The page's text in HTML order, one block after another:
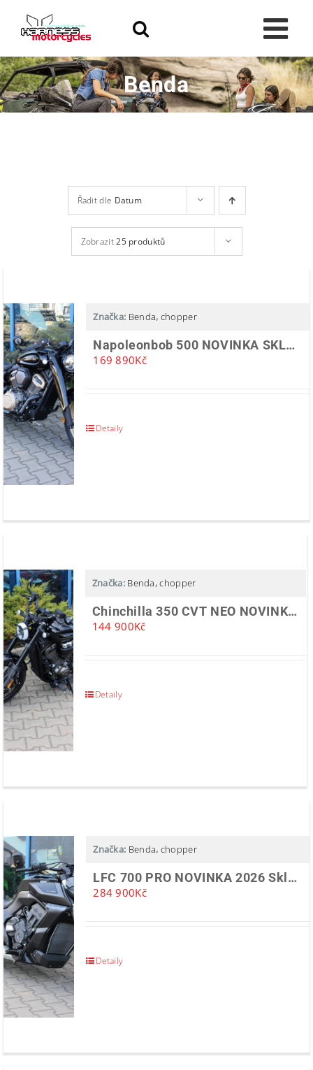
content
Benda
Řadit dle Datum
Zobrazit25 produktů
Značka: Benda, chopper
Napoleonbob 500 NOVINKA SKLADEM
169 890Kč
Detaily
Značka: Benda,chopper
Chinchilla 350 CVT NEO NOVINKA 2026
144 900Kč
Detaily
Značka: Benda, chopper
LFC 700 PRO NOVINKA 2026 Skladem
284 900Kč
Detaily